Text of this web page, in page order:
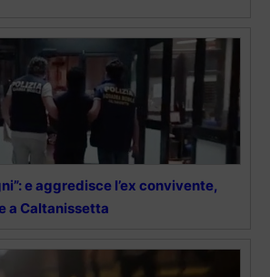
e aggredisce l’ex convivente,
a Caltanissetta